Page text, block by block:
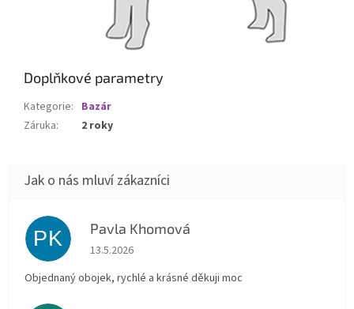
Doplňkové parametry
Kategorie: Bazár
Záruka: 2 roky
PK Pavla Khomová
Hodnocení obchodu je 5 z 5 hvězdiček.
13.5.2026
Objednaný obojek, rychlé a krásné děkuji moc